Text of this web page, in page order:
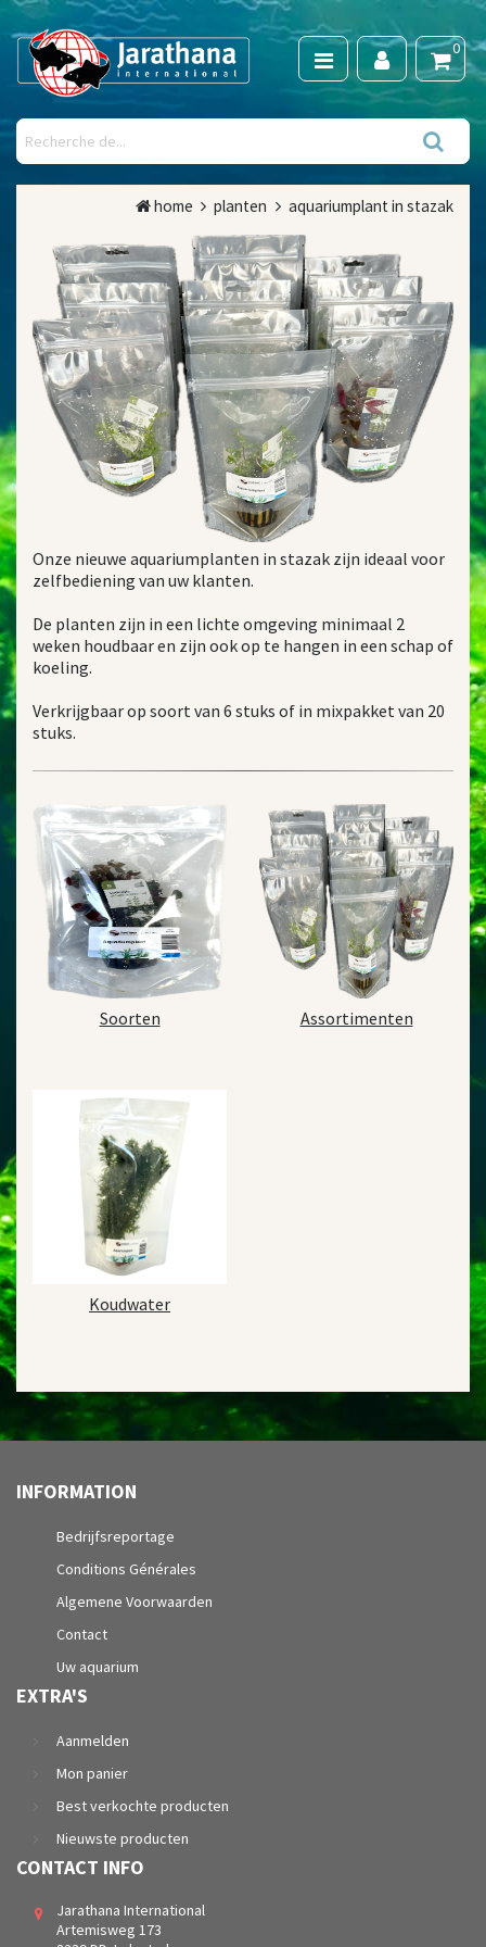
0
home planten aquariumplant in stazak
Onze nieuwe aquariumplanten in stazak zijn ideaal voor
zelfbediening van uw klanten.
De planten zijn in een lichte omgeving minimaal 2
weken houdbaar en zijn ook op te hangen in een schap of
koeling.
Verkrijgbaar op soort van 6 stuks of in mixpakket van 20
stuks.
Soorten Assortimenten
Koudwater
INFORMATION
Bedrijfsreportage
Conditions Générales
Algemene Voorwaarden
Contact
Uw aquarium
EXTRA'S
Aanmelden
Mon panier
Best verkochte producten
Nieuwste producten
CONTACT INFO
Jarathana International
Artemisweg 173